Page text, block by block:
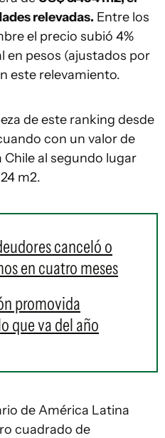
relevadas. Entre los
el precio subió 4%
en pesos (ajustados por
este relevamiento.
de este ranking desde
con un valor de
Chile al segundo lugar
m2.
canceló o
en cuatro meses
promovida
que va del año
de América Latina
cuadrado de